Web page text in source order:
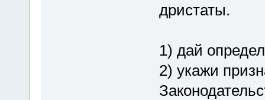
дристаты.
1) дай
2) укажи